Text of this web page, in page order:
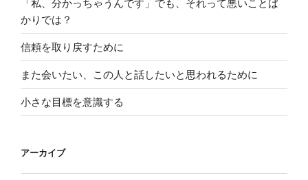
「私、分かっちゃうんです」でも、それって悪いことば
かりでは？
信頼を取り戻すために
また会いたい、この人と話したいと思われるために
小さな目標を意識する
アーカイブ